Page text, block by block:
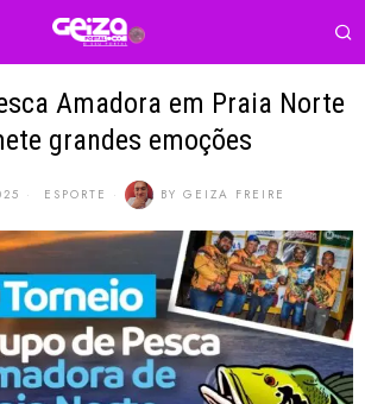
Amadora em Praia Norte
grandes emoções
ESPORTE BY GEIZA FREIRE